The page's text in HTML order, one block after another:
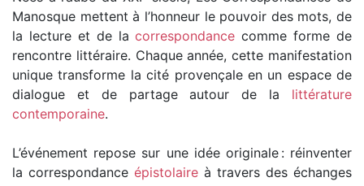
Manosque mettent à l’honneur le pouvoir des mots, de
la lecture et de lacorrespondance comme forme de
rencontre littéraire. Chaque année, cette manifestation
unique transforme la cité provençale en un espace de
dialogue et de partage autour de la littérature
contemporaine.
L’événement repose sur une idée originale : réinventer
la correspondance épistolaire à travers des échanges